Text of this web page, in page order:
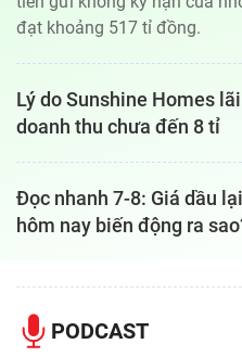
đạt khoảng 517 tỉ đồng.
Lý do Sunshine Homes
doanh thu chưa đến 8 tỉ
Đọc nhanh 7-8: Giá dầu
hôm nay biến động ra
PODCAST